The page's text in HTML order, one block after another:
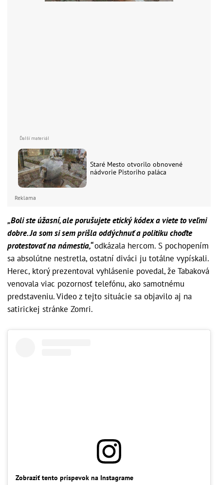
Staré Mesto otvorilo obnovené
nádvorie Pistoriho paláca
Reklama
„Boli ste úžasní, ale porušujete etický kódex a viete to veľmi
dobre. Ja som si sem prišla oddýchnuť a politiku choďte
protestovať na námestia,“odkázala hercom. S pochopením
sa absolútne nestretla, ostatní diváci ju totálne vypískali.
Herec, ktorý prezentoval vyhlásenie povedal, že Tabaková
venovala viac pozornosť telefónu, ako samotnému
predstaveniu. Video z tejto situácie sa objavilo aj na
satirickej stránke Zomri.
Zobraziť tento príspevok na Instagrame